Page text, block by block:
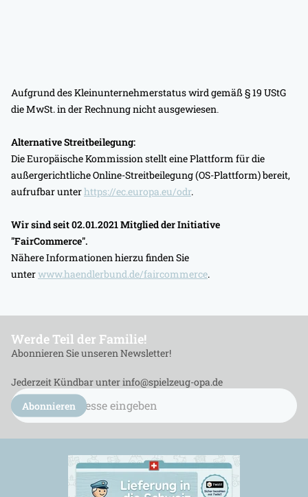
Aufgrund des Kleinunternehmerstatus wird gemäß § 19 UStG
die MwSt. in der Rechnung nicht ausgewiesen.
Alternative Streitbeilegung:
Die Europäische Kommission stellt eine Plattform für die
außergerichtliche Online-Streitbeilegung (OS-Plattform) bereit,
aufrufbar unterhttps://ec.europa.eu/odr.
Wir sind seit02.01.2021Mitglied der Initiative
"FairCommerce".
Nähere Informationen hierzu finden Sie
unter www.haendlerbund.de/faircommerce.
Werde Teil der Familie!
Abonnieren Sie unseren Newsletter!
Jederzeit Kündbar unter info@spielzeug-opa.de
E-
Mail
Adresse
Abonnieren